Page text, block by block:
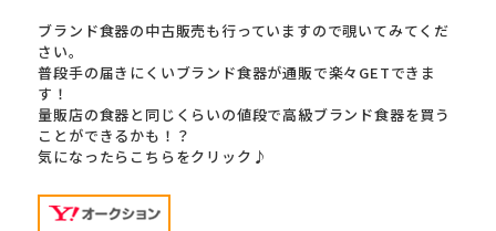
ブランド食器の中古販売も行っていますので覗いてみてくだ
さい。
普段手の届きにくいブランド食器が通販で楽々GETできま
す！
量販店の食器と同じくらいの値段で高級ブランド食器を買う
ことができるかも！？
気になったらこちらをクリック♪